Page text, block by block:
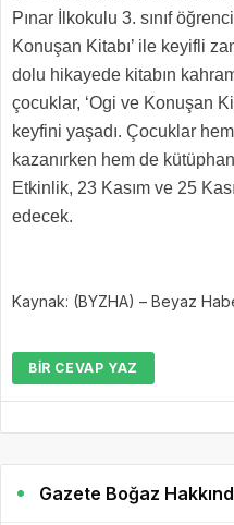
Pınar İlkokulu 3. sınıf
Konuşan Kitabı’ ile keyifli
dolu hikayede kitabın
çocuklar, ‘Ogi ve Konuşan
keyfini yaşadı. Çocuklar
kazanırken hem de
Etkinlik, 23 Kasım ve 25
edecek.
Kaynak: (BYZHA) – Beyaz
BIR CEVAP YAZ
Gazete Boğaz